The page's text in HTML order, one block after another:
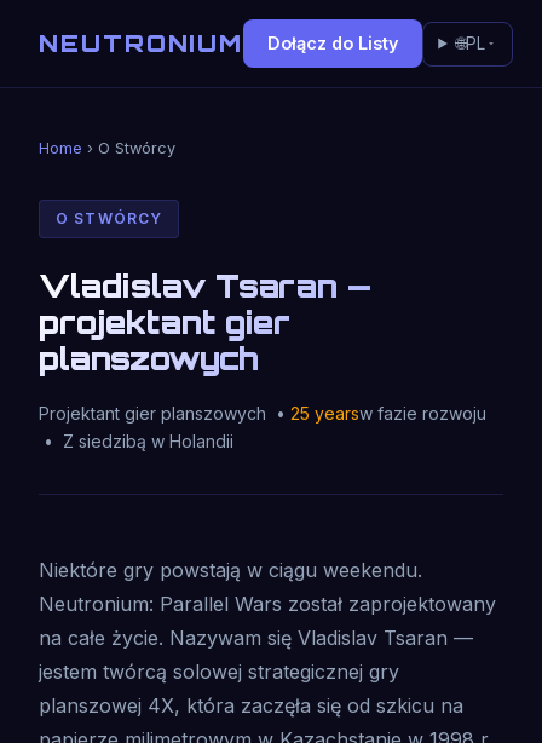
NEUTRONIUM Dołącz do Listy 🌐PL
Home › O Stwórcy
O STWÓRCY
Vladislav Tsaran —
projektant gier
planszowych
Projektant gier planszowych • 25 yearsw fazie rozwoju
• Z siedzibą w Holandii
Niektóre gry powstają w ciągu weekendu.
Neutronium: Parallel Wars został zaprojektowany
na całe życie. Nazywam się Vladislav Tsaran —
jestem twórcą solowej strategicznej gry
planszowej 4X, która zaczęła się od szkicu na